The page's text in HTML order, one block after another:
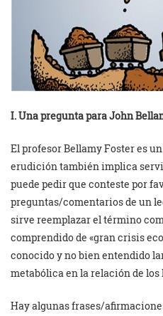
I. Una pregunta para John
El profesor Bellamy Foster es
erudición también implica
puede pedir que conteste por
preguntas/comentarios de un
sirve reemplazar el término
comprendido de «gran crisis
conocido y no bien entendido
metabólica en la relación de los
Hay algunas frases/